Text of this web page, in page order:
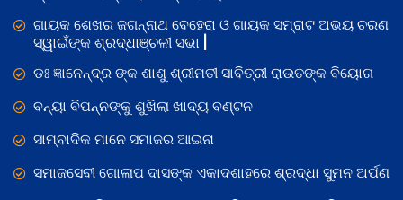
ଗାୟକ ଶେଖର ଜଗନ୍ନାଥ ବେହେରା ଓ ଗାୟକ ସମ୍ରାଟ ଅଭୟ ଚରଣ
ସ୍ୱାଇଁଙ୍କ ଶ୍ରଦ୍ଧାଞ୍ଚଳୀ ସଭା |
ଡଃ ଜ୍ଞାନେନ୍ଦ୍ର ଙ୍କ ଶାଶୁ ଶ୍ରୀମତୀ ସାବିତ୍ରୀ ରାଉତଙ୍କ ବିୟୋଗ
ବନ୍ୟା ବିପନ୍ନଙ୍କୁ ଶୁଖିଲା ଖାଦ୍ୟ ବଣ୍ଟନ
ସାମ୍ବାଦିକ ମାନେ ସମାଜର ଆଇନା
ସମାଜସେବୀ ଗୋଲାପ ଦାସଙ୍କ ଏକାଦଶାହରେ ଶ୍ରଦ୍ଧା ସୁମନ ଅର୍ପଣ